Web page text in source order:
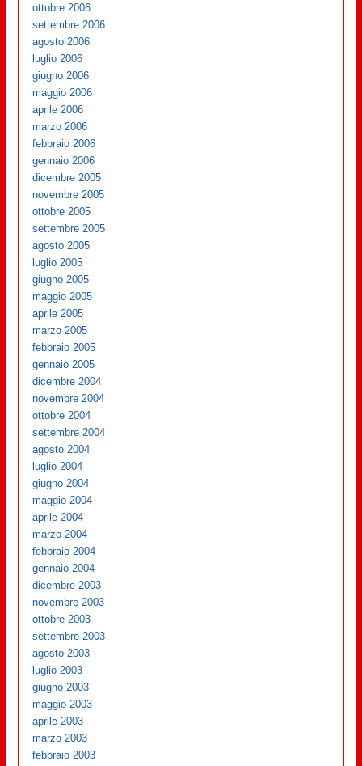
ottobre 2006
settembre 2006
agosto 2006
luglio 2006
giugno 2006
maggio 2006
aprile 2006
marzo 2006
febbraio 2006
gennaio 2006
dicembre 2005
novembre 2005
ottobre 2005
settembre 2005
agosto 2005
luglio 2005
giugno 2005
maggio 2005
aprile 2005
marzo 2005
febbraio 2005
gennaio 2005
dicembre 2004
novembre 2004
ottobre 2004
settembre 2004
agosto 2004
luglio 2004
giugno 2004
maggio 2004
aprile 2004
marzo 2004
febbraio 2004
gennaio 2004
dicembre 2003
novembre 2003
ottobre 2003
settembre 2003
agosto 2003
luglio 2003
giugno 2003
maggio 2003
aprile 2003
marzo 2003
febbraio 2003